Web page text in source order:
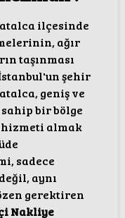
ilçesinde
ağır
taşınması
şehir
geniş ve
bir bölge
hizmeti almak
sadece
aynı
gerektiren
Nakliye